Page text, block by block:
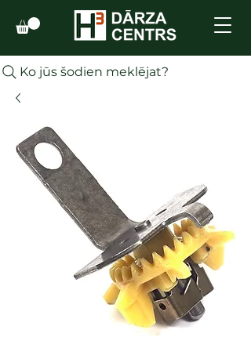
Ko jūs šodien meklējat?